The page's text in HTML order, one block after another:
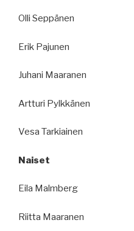
Olli Seppänen
Erik Pajunen
Juhani
Artturi
Vesa
Naiset
Eila Malmberg
Riitta